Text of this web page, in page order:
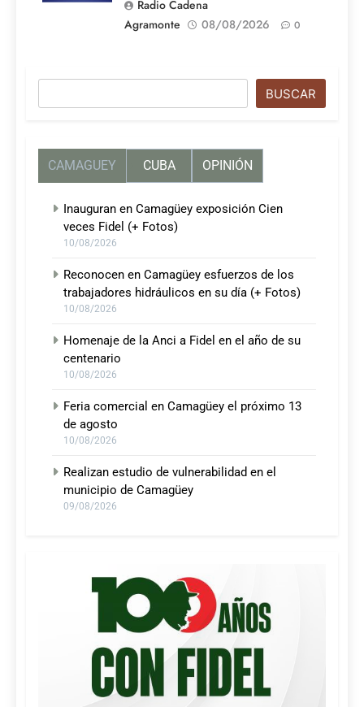
Radio Cadena
Agramonte
08/08/2026 0
BUSCAR
CAMAGUEY CUBA OPINIÓN
Inauguran en Camagüey exposición Cien
veces Fidel (+ Fotos)
10/08/2026
Reconocen en Camagüey esfuerzos de los
trabajadores hidráulicos en su día (+ Fotos)
10/08/2026
Homenaje de la Anci a Fidel en el año de su
centenario
10/08/2026
Feria comercial en Camagüey el próximo 13
de agosto
10/08/2026
Realizan estudio de vulnerabilidad en el
municipio de Camagüey
09/08/2026